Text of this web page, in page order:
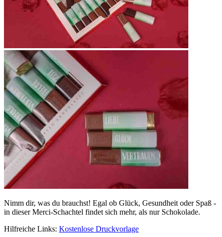
Nimm dir, was du brauchst! Egal ob Glück, Gesundheit oder Spaß -
in dieser Merci-Schachtel findet sich mehr, als nur Schokolade.
Hilfreiche Links: Kostenlose Druckvorlage